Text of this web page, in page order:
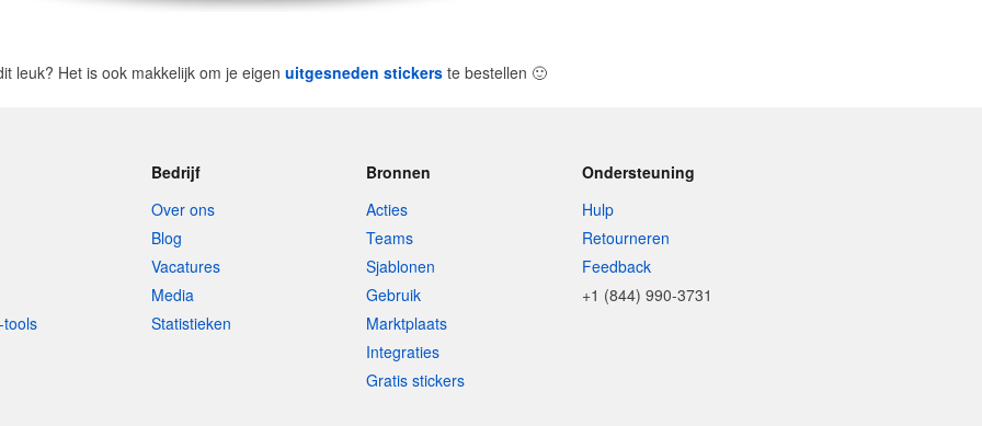
leuk? Het is ook makkelijk om je eigen uitgesneden stickers te bestellen 🙂
Bedrijf
Over ons
Blog
Vacatures
Media
Statistieken
Bronnen
Acties
Teams
Sjablonen
Gebruik
Marktplaats
Integraties
Gratis stickers
Ondersteuning
Hulp
Retourneren
Feedback
+1 (844) 990-3731